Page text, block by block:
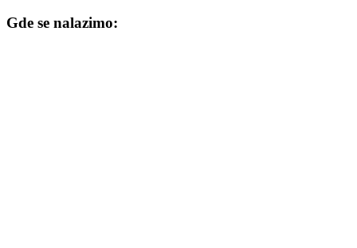
je
Gde se nalazimo: